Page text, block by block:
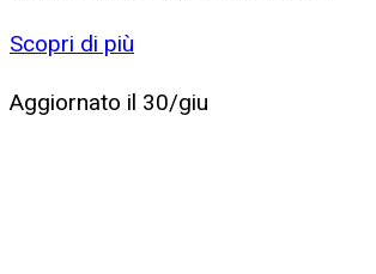
Scopri di più
Aggiornato il 30/giu